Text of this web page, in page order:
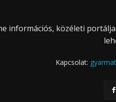
információs, közéleti
Kapcsolat: